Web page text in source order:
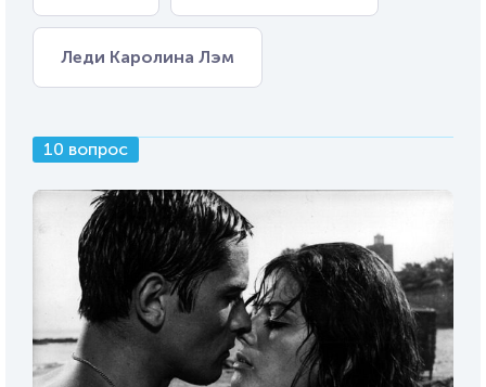
Леди Каролина Лэм
10 вопрос